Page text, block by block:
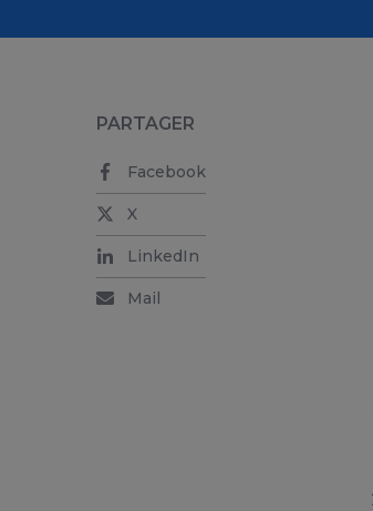
PARTAGER
Facebook
X
LinkedIn
Mail